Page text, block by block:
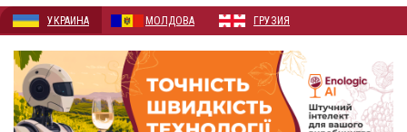
УКРАИНА МОЛДОВА ГРУЗИЯ